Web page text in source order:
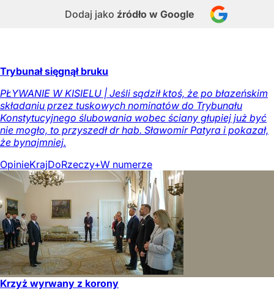
Dodaj jako źródło w Google
Trybunał sięgnął bruku
PŁYWANIE W KISIELU | Jeśli sądził ktoś, że po błazeńskim
składaniu przez tuskowych nominatów do Trybunału
Konstytucyjnego ślubowania wobec ściany głupiej już być
nie mogło, to przyszedł dr hab. Sławomir Patyra i pokazał,
że bynajmniej.
OpinieKrajDoRzeczy+W numerze
Krzyż wyrwany z korony